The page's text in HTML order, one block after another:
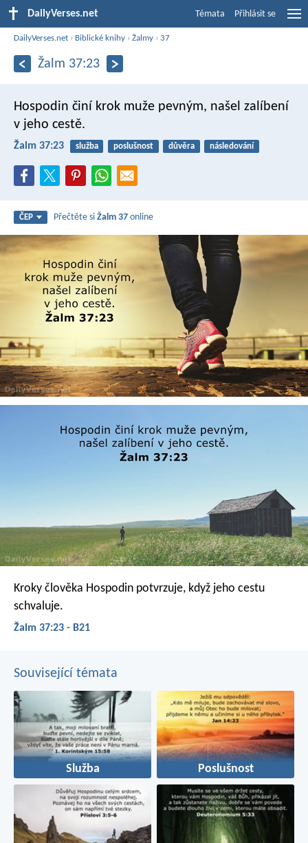
DailyVerses.net Témata Přihlásit se
DailyVerses.net › Biblické knihy ›Žalmy ›37
Žalm 37:23
Hospodin činí krok muže pevným, našel zalíbení
v jeho cestě.
Žalm 37:23 služba poslušnost důvěra následování
ČEP Přečtěte siŽalm 37 online
Kroky člověka Hospodin potvrzuje, když jeho cestu
schvaluje.
Žalm 37:23 - B21
Související témata
Služba Poslušnost